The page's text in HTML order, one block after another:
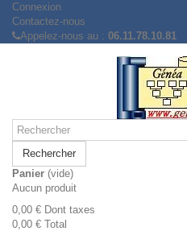
Connexion
Contactez-nous
Appelez-nous au : 06.11.78.10.81
Rechercher
Panier (vide)
Aucun produit
0,00 € Dont taxes
0,00 € Total